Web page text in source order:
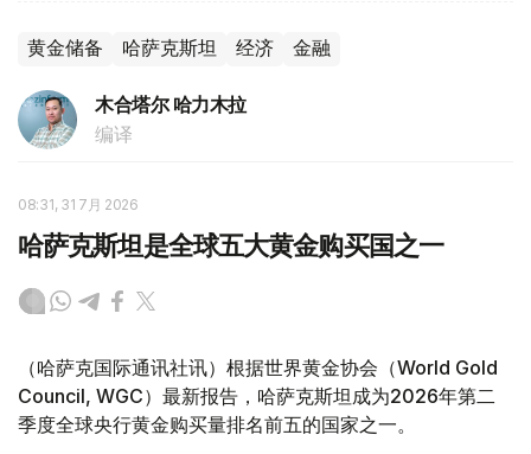
黄金储备 哈萨克斯坦 经济 金融
木合塔尔 哈力木拉
编译
08:31, 31 7月 2026
哈萨克斯坦是全球五大黄金购买国之一
（哈萨克国际通讯社讯）根据世界黄金协会（World Gold
Council, WGC）最新报告，哈萨克斯坦成为2026年第二
季度全球央行黄金购买量排名前五的国家之一。